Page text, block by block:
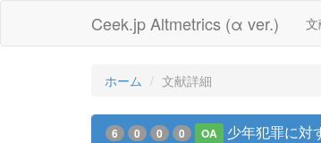
Ceek.jp Altmetrics (α ver.)
ホーム 文献詳細
6 0 0 0 OA 少年犯罪に対